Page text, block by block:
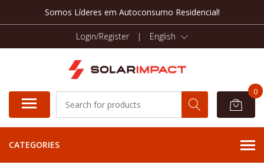
Somos Líderes em Autoconsumo Residencial!
Login/Register | English
0
CATEGORIES